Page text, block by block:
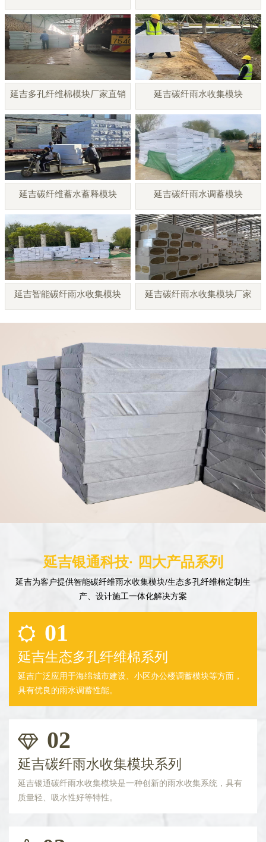
延吉多孔纤维棉模块厂家直销 延吉碳纤雨水收集模块
延吉碳纤维蓄水蓄释模块 延吉碳纤雨水调蓄模块
延吉智能碳纤雨水收集模块 延吉碳纤雨水收集模块厂家
延吉银通科技· 四大产品系列
延吉为客户提供智能碳纤维雨水收集模块/生态多孔纤维棉定制生
产、设计施工一体化解决方案
01
延吉生态多孔纤维棉系列
延吉广泛应用于海绵城市建设、小区办公楼调蓄模块等方面，
具有优良的雨水调蓄性能。
02
延吉碳纤雨水收集模块系列
延吉银通碳纤雨水收集模块是一种创新的雨水收集系统，具有
质量轻、吸水性好等特性。